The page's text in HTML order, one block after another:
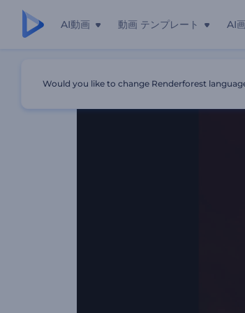
AI動画 動画 テンプレート AI
Would you like to change Renderforest